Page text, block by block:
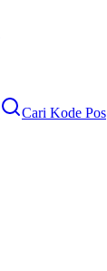
Cari Kode Pos